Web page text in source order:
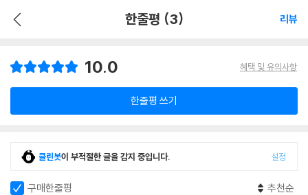
한줄평 (3) 리뷰
10.0 혜택 및 유의사항
한줄평 쓰기
클린봇이 부적절한 글을 감지 중입니다. 설정
구매한줄평 추천순